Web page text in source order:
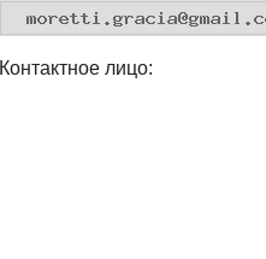
Контактное лицо: